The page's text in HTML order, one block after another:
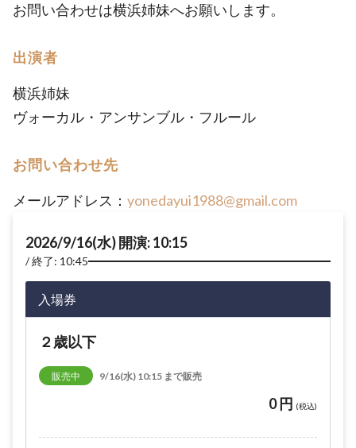
お問い合わせは横浜姉妹へお願いします。
出演者
横浜姉妹
ヴォーカル・アンサンブル・フルール
お問い合わせ先
メールアドレス： yonedayui1988@gmail.com
2026/9/16(水) 開演: 10:15
終了: 10:45
入場券
２歳以下
販売中 9/16(水) 10:15 まで販売
0 円 (税込)